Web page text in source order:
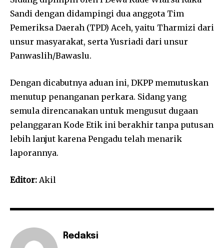
Sandi dengan didampingi dua anggota Tim
Pemeriksa Daerah (TPD) Aceh, yaitu Tharmizi dari
unsur masyarakat, serta Yusriadi dari unsur
Panwaslih/Bawaslu.
Dengan dicabutnya aduan ini, DKPP memutuskan
menutup penanganan perkara. Sidang yang
semula direncanakan untuk mengusut dugaan
pelanggaran Kode Etik ini berakhir tanpa putusan
lebih lanjut karena Pengadu telah menarik
laporannya.
Editor: Akil
Redaksi